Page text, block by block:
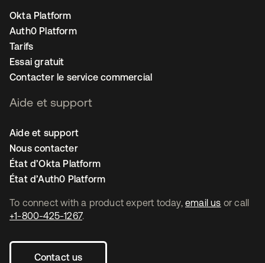
To connect with a product expert today, email us or call
+1-800-425-1267.
Contact us
Okta Platform
Auth0 Platform
Tarifs
Essai gratuit
Contacter le service commercial
Aide et support
Aide et support
Nous contacter
État d’Okta Platform
État d’Auth0 Platform